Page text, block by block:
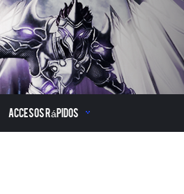
Accesos Rápidos